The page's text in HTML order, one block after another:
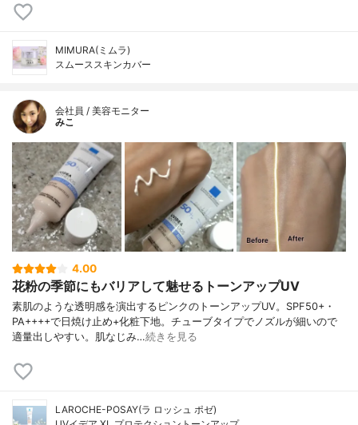
MIMURA(ミムラ)
スムーススキンカバー
会社員 / 美容モニター
みこ
4.00
花粉の季節にもバリアして魅せるトーンアップUV
素肌のような透明感を演出するピンクのトーンアップUV。SPF50+・
PA++++で日焼け止め+化粧下地。チューブタイプでノズルが細いので
適量出しやすい。肌なじみ…続きを見る
LAROCHE-POSAY(ラ ロッシュ ポゼ)